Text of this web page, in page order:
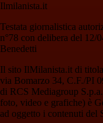
Ilmilanista.it
Testata giornalistica
n°78 con delibera del 12/
Benedetti
Il sito IlMilanista.it di
via Bomarzo 34, C.F./PI
di RCS Mediagroup
foto, video e grafiche) è
ad oggetto i contenuti del